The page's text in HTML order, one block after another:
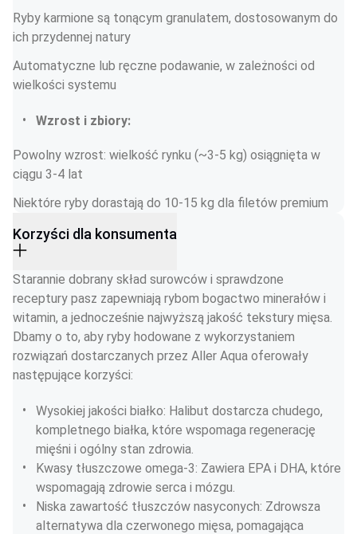
Ryby karmione są tonącym granulatem, dostosowanym do
ich przydennej natury
Automatyczne lub ręczne podawanie, w zależności od
wielkości systemu
Wzrost i zbiory:
Powolny wzrost: wielkość rynku (~3-5 kg) osiągnięta w
ciągu 3-4 lat
Niektóre ryby dorastają do 10-15 kg dla filetów premium
Korzyści dla konsumenta
Starannie dobrany skład surowców i sprawdzone
receptury pasz zapewniają rybom bogactwo minerałów i
witamin, a jednocześnie najwyższą jakość tekstury mięsa.
Dbamy o to, aby ryby hodowane z wykorzystaniem
rozwiązań dostarczanych przez Aller Aqua oferowały
następujące korzyści:
Wysokiej jakości białko: Halibut dostarcza chudego,
kompletnego białka, które wspomaga regenerację
mięśni i ogólny stan zdrowia.
Kwasy tłuszczowe omega-3: Zawiera EPA i DHA, które
wspomagają zdrowie serca i mózgu.
Niska zawartość tłuszczów nasyconych: Zdrowsza
alternatywa dla czerwonego mięsa, pomagająca